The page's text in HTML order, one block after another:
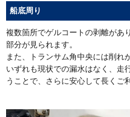
船底周り
複数箇所でゲルコートの剥離があ
部分が見られます。
また、トランサム角中央には削れ
いずれも現状での漏水はなく、走
うことで、さらに安心して長くご